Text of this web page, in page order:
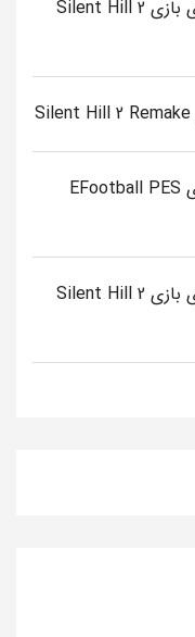
راهنمای معماهای بازی Silent Hill 2
همه چیز درباره ی EFootball PES
راهنمای معماهای بازی Silent Hill 2